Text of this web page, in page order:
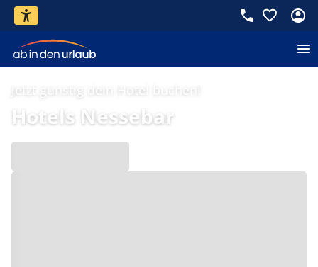
Jetzt günstig dein Hotel buchen!
Hotels Nessebar